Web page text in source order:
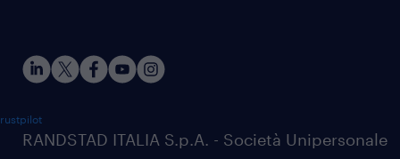
RANDSTAD ITALIA S.p.A. - Società Unipersonale